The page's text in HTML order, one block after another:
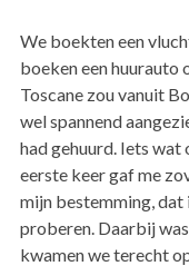
We boekten een
boeken een huurauto
Toscane zou vanuit
wel spannend
had gehuurd. Iets
eerste keer gaf me
mijn bestemming, dat
proberen. Daarbij
kwamen we terecht